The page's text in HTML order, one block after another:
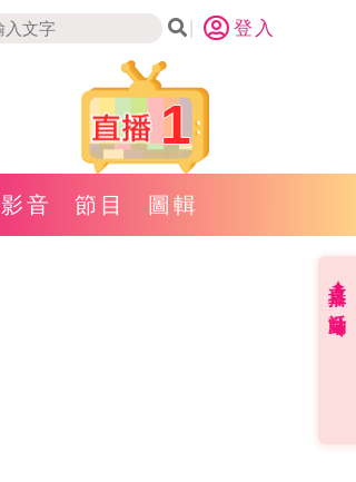
登入
1
影音 節目 圖輯
直播✦活動